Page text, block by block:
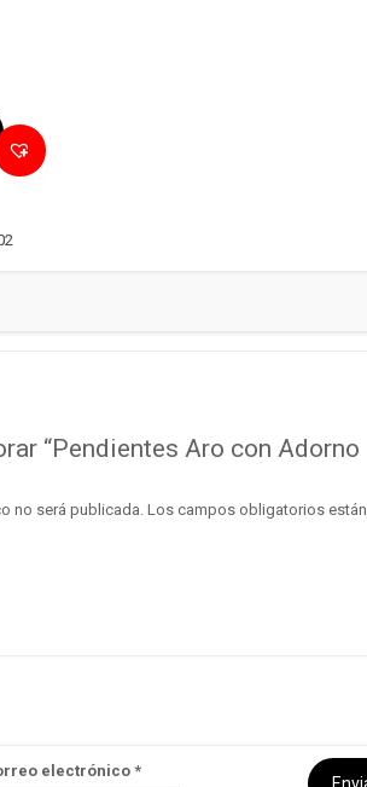
“Pendientes Aro con Adorno
no será publicada. Los campos obligatorios están
electrónico *